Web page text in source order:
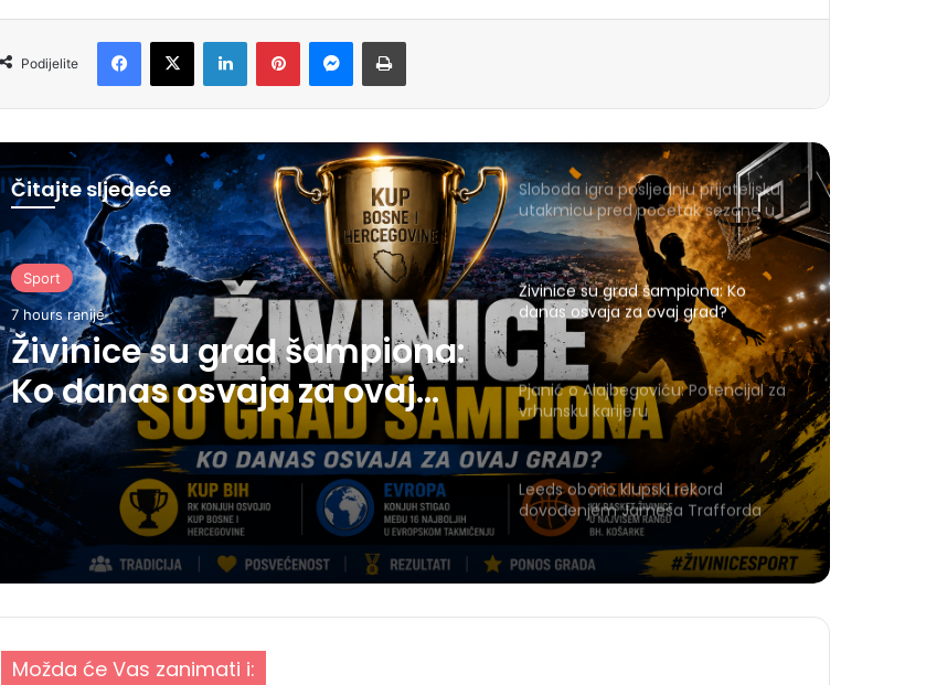
Podijelite
Čitajte sljedeće
Sport
7 hours ranije
Živinice su grad šampiona:
Ko danas osvaja za ovaj
grad?
Sloboda igra posljednju prijateljsku
utakmicu pred početak sezone u
Gračanici
Živinice su grad šampiona: Ko
danas osvaja za ovaj grad?
Pjanić o Alajbegoviću: Potencijal za
vrhunsku karijeru
Leeds oborio klupski rekord
dovođenjem Jamesa Trafforda
Možda će Vas zanimati i: